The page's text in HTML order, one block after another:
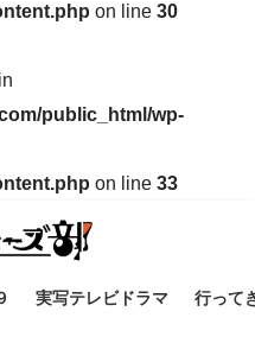
on line 30
public_html/wp-
on line 33
実写テレビドラマ 行って